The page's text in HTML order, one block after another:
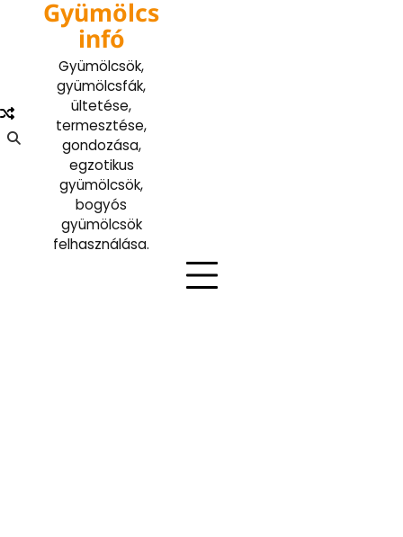
Gyümölcs
infó
Gyümölcsök,
gyümölcsfák,
ültetése,
termesztése,
gondozása,
egzotikus
gyümölcsök,
bogyós
gyümölcsök
felhasználása.